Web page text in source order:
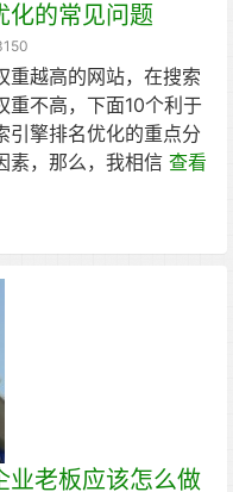
化的常见问题
重越高的网站，在搜索
重不高，下面10个利于
引擎排名优化的重点分
素，那么，我相信 查看
业老板应该怎么做